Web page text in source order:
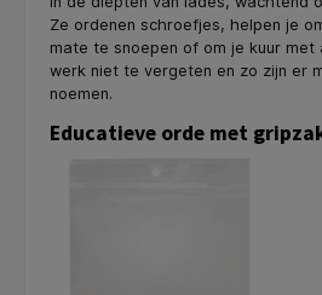
Ze ordenen schroefjes, helpen je
mate te snoepen of om je kuur
werk niet te vergeten en zo zijn er
noemen.
Educatieve orde met